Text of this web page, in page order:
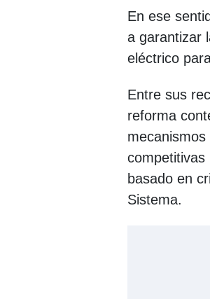
En ese
a garantizar
eléctrico
Entre sus
reforma
competitivas
basado en
Sistema.